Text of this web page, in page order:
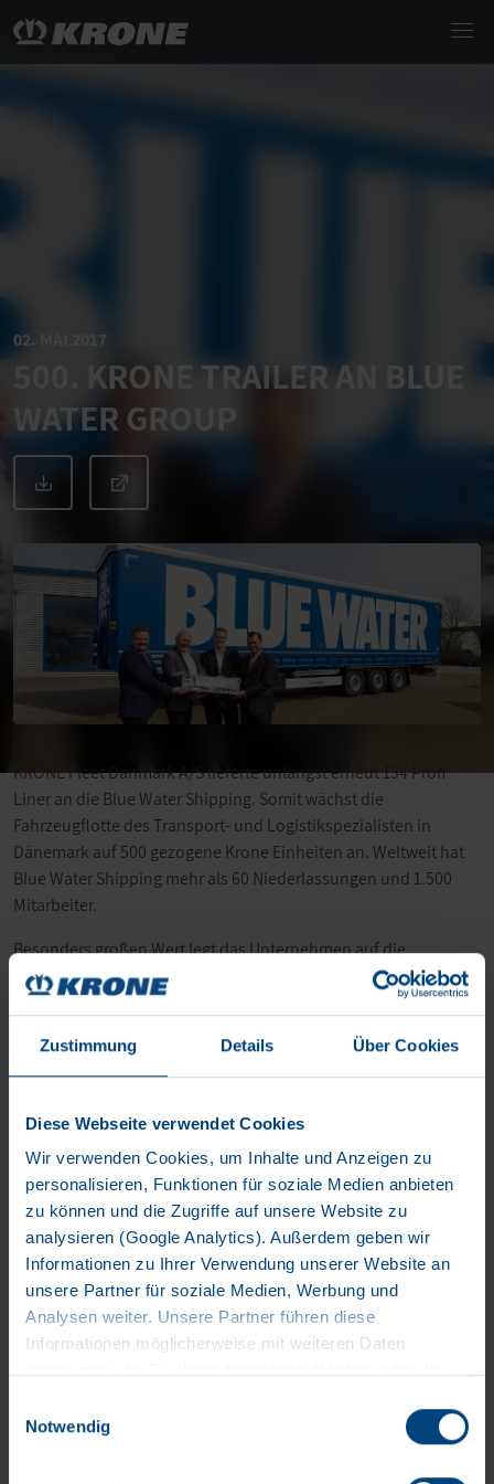
Zustimmung Details Über Cookies
Diese Webseite verwendet Cookies
Wir verwenden Cookies, um Inhalte und Anzeigen zu
personalisieren, Funktionen für soziale Medien anbieten
zu können und die Zugriffe auf unsere Website zu
analysieren (Google Analytics). Außerdem geben wir
Informationen zu Ihrer Verwendung unserer Website an
unsere Partner für soziale Medien, Werbung und
Analysen weiter. Unsere Partner führen diese
Informationen möglicherweise mit weiteren Daten
haben. Wir setzen im Rahmen des Trackings auch
abweichenden Datenschutzbestimmungen ein, wodurch
Notwendig
02. MAI 2017
500. KRONE TRAILER AN BLUE
WATER GROUP
KRONE Fleet Danmark A/S lieferte unlängst erneut 134 Profi
Liner an die Blue Water Shipping. Somit wächst die
Fahrzeugflotte des Transport- und Logistikspezialisten in
Dänemark auf 500 gezogene Krone Einheiten an. Weltweit hat
Blue Water Shipping mehr als 60 Niederlassungen und 1.500
Mitarbeiter.
Besonders großen Wert legt das Unternehmen auf die
Ausrüstung mit KRONE Telematics, um die optimale
Flottensteuerung zu gewährleisten. Jan Kristensen (Blue Water)
Brian Skov (KRONE Fleet) das Jubiläumsfahrzeug in Werlte und
bedankte sich für die hervorragende Zusammenarbeit. Jan
mit der Wahl der KRONE Produkte erneut richtig entschieden.
Die 500 eingesetzten Fahrzeuge gewährleisten uns eine sehr
hohe Zuverlässigkeit. KRONE Telematics bietet zudem
höchsten Komfort und die Sicherheit, die wir in unseren
unterschiedlichen Einsatzzwecken im Logistikprozess
verlangen.“
Bei Rückfragen stehe ich Ihnen gerne zur Verfügung.